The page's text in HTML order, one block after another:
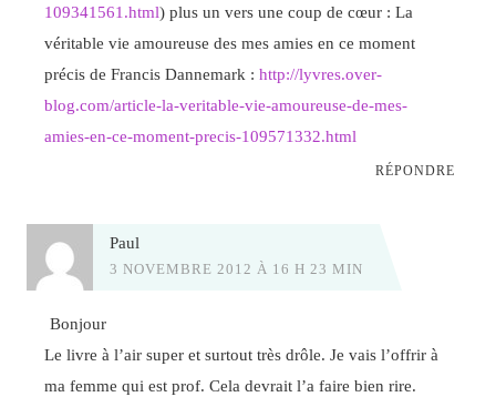
109341561.html) plus un vers une coup de cœur : La
véritable vie amoureuse des mes amies en ce moment
précis de Francis Dannemark :http://lyvres.over-
blog.com/article-la-veritable-vie-amoureuse-de-mes-
amies-en-ce-moment-precis-109571332.html
RÉPONDRE
Paul
3 NOVEMBRE 2012 À 16 H 23 MIN
Bonjour
Le livre à l’air super et surtout très drôle. Je vais l’offrir à
ma femme qui est prof. Cela devrait l’a faire bien rire.